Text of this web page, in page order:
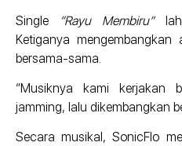
Single “Rayu Membiru”
Ketiganya
bersama-sama.
“Musiknya kami kerjakan
jamming, lalu dikembangkan
Secara musikal, SonicFlo